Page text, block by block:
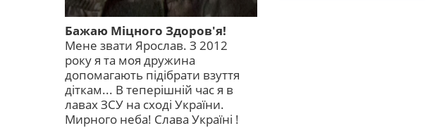
Бажаю Міцного Здоров'я!
Мене звати Ярослав. З 2012
року я та моя дружина
допомагають підібрати взуття
діткам... В теперішній час я в
лавах ЗСУ на сході України.
Мирного неба! Слава Україні !